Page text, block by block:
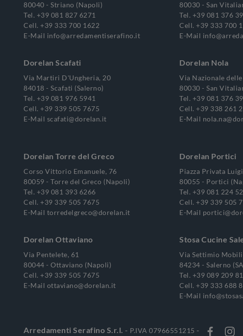
80040 - Striano (Napoli)
Tel. +39 081 827 6271
Cell. +39 333 700 1622
E-Mail info@arredamentiserafino.it
80030 - San
Tel. +39 081 376
Cell. +39 333 700
E-Mail
Dorelan Scafati
Via Martiri D'Ungheria, 20
84018 - Scafati (Salerno)
Tel. +39 081 976 5941
Cell. +39 339 505 7675
E-Mail scafati@dorelan.it
Dorelan Nola
Via Nazionale
80030 - San
Tel. +39 081 376
Cell. +39 338 261
E-Mail
Dorelan Torre del Greco
Corso Vittorio Emanuele, 76
80059 - Torre del Greco (Napoli)
Tel. +39 081 393 6266
Cell. +39 339 505 7675
E-Mail torredelgreco@dorelan.it
Dorelan Portici
Piazza Privata
80055 - Portici
Tel. +39 081 224
Cell. +39 339 505
E-Mail
Dorelan Ottaviano
Via Pentelete, 61
80044 - Ottaviano (Napoli)
Cell. +39 339 505 7675
E-Mail ottaviano@dorelan.it
Stosa Cucine
Via Settimio
84234 - Salerno
Tel. +39 089 209
Cell. +39 333 688
E-Mail
Arredamenti Serafino S.r.l. - P.IVA 07966551215 -